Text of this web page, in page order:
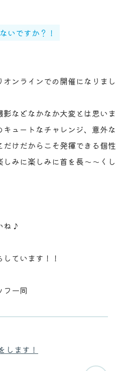
いですか？！
ンラインでの開催になりまし
などなかなか大変とは思いま
ュートなチャレンジ、意外な
けだからこそ発揮できる個性
みに楽しみに首を長〜〜くし
ね♪
ています！！
フ一同
します！